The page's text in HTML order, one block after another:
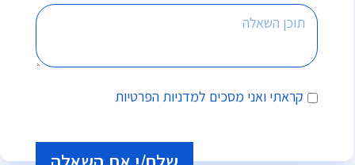
קראתי ואני מסכים למדניות הפרטיות